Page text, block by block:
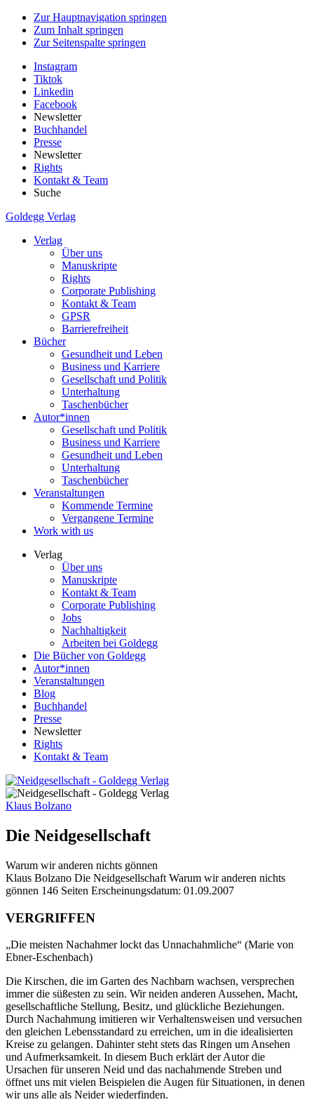
Zur Hauptnavigation springen
Zum Inhalt springen
Zur Seitenspalte springen
Instagram
Tiktok
Linkedin
Facebook
Newsletter
Buchhandel
Presse
Newsletter
Rights
Kontakt & Team
Suche
Goldegg Verlag
Verlag
Über uns
Manuskripte
Rights
Corporate Publishing
Kontakt & Team
GPSR
Barrierefreiheit
Bücher
Gesundheit und Leben
Business und Karriere
Gesellschaft und Politik
Unterhaltung
Taschenbücher
Autor*innen
Gesellschaft und Politik
Business und Karriere
Gesundheit und Leben
Unterhaltung
Taschenbücher
Veranstaltungen
Kommende Termine
Vergangene Termine
Work with us
Verlag
Über uns
Manuskripte
Kontakt & Team
Corporate Publishing
Jobs
Nachhaltigkeit
Arbeiten bei Goldegg
Die Bücher von Goldegg
Autor*innen
Veranstaltungen
Blog
Buchhandel
Presse
Newsletter
Rights
Kontakt & Team
Klaus Bolzano
Die Neidgesellschaft
Warum wir anderen nichts gönnen
Buchdetails
Klaus Bolzano Die Neidgesellschaft Warum wir anderen nichts
gönnen 146 Seiten Erscheinungsdatum: 01.09.2007
Beschreibung
VERGRIFFEN
„Die meisten Nachahmer lockt das Unnachahmliche“ (Marie von
Ebner-Eschenbach)
Die Kirschen, die im Garten des Nachbarn wachsen, versprechen
immer die süßesten zu sein. Wir neiden anderen Aussehen, Macht,
gesellschaftliche Stellung, Besitz, und glückliche Beziehungen.
Durch Nachahmung imitieren wir Verhaltensweisen und versuchen
den gleichen Lebensstandard zu erreichen, um in die idealisierten
Kreise zu gelangen. Dahinter steht stets das Ringen um Ansehen
und Aufmerksamkeit. In diesem Buch erklärt der Autor die
Ursachen für unseren Neid und das nachahmende Streben und
öffnet uns mit vielen Beispielen die Augen für Situationen, in denen
wir uns alle als Neider wiederfinden.